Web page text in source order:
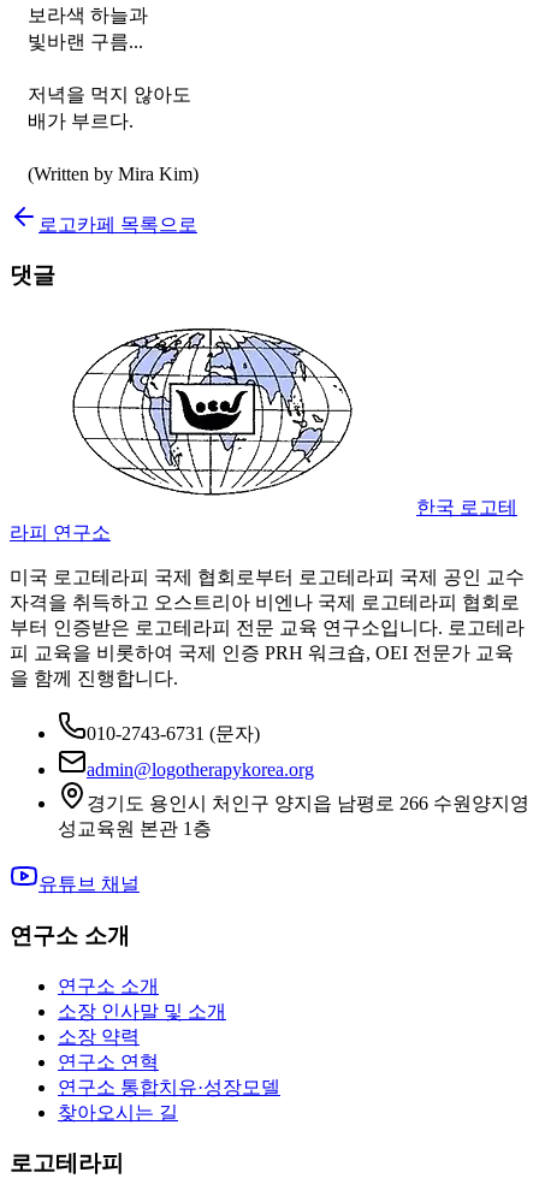
보라색 하늘과
빛바랜 구름...
저녁을 먹지 않아도
배가 부르다.
(Written by Mira Kim)
로고카페 목록으로
댓글
한국 로고테
라피 연구소
미국 로고테라피 국제 협회로부터 로고테라피 국제 공인 교수
자격을 취득하고 오스트리아 비엔나 국제 로고테라피 협회로
부터 인증받은 로고테라피 전문 교육 연구소입니다. 로고테라
피 교육을 비롯하여 국제 인증 PRH 워크숍, OEI 전문가 교육
을 함께 진행합니다.
010-2743-6731 (문자)
admin@logotherapykorea.org
경기도 용인시 처인구 양지읍 남평로 266 수원양지영
성교육원 본관 1층
유튜브 채널
연구소 소개
연구소 소개
소장 인사말 및 소개
소장 약력
연구소 연혁
연구소 통합치유·성장모델
찾아오시는 길
로고테라피